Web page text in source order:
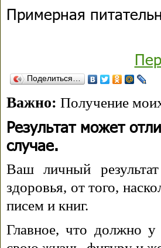
Примерная
Поделиться…
Важно: Получение
Результат может
случае.
Ваш личный
здоровья, от того,
писем и книг.
Главное, что должно у